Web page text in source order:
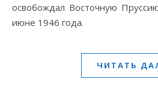
освобождал Восточную
июне 1946 года.
ЧИТАТЬ